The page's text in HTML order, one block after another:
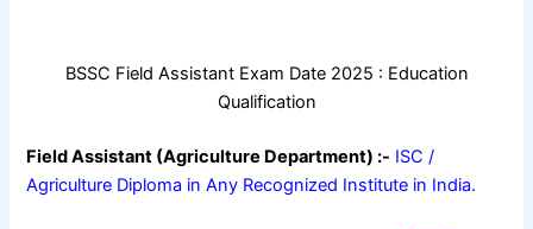
BSSC Field Assistant Exam Date 2025 : Education
Qualification
Field Assistant (Agriculture Department) :- ISC /
Agriculture Diploma in Any Recognized Institute in India.